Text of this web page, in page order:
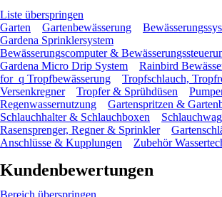
Liste überspringen
Garten
Gartenbewässerung
Gardena Sprinklersystem
Bewässerungscomputer &
Gardena Micro Drip System
Rainbird
for_q Tropfbewässerung
Tropfschlauch,
Versenkregner
Tropfer & Sprühdüsen
Regenwassernutzung
Gartenspritzen &
Schlauchhalter & Schlauchboxen
Rasensprenger, Regner & Sprinkler
Anschlüsse & Kupplungen
Zubehör
Kundenbewertungen
Bereich überspringen